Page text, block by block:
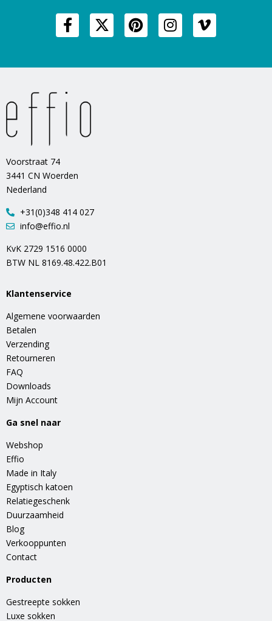
Voorstraat 74
3441 CN Woerden
Nederland
+31(0)348 414 027
info@effio.nl
KvK 2729 1516 0000
BTW NL 8169.48.422.B01
Klantenservice
Algemene voorwaarden
Betalen
Verzending
Retourneren
FAQ
Downloads
Mijn Account
Ga snel naar
Webshop
Effio
Made in Italy
Egyptisch katoen
Relatiegeschenk
Duurzaamheid
Blog
Verkooppunten
Contact
Producten
Gestreepte sokken
Luxe sokken